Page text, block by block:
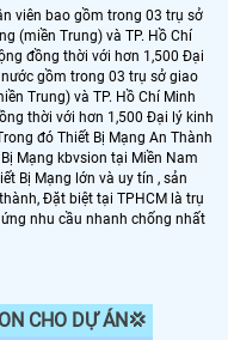
viên bao gồm trong 03 trụ sở
(miền Trung) và TP. Hồ Chí
đồng thời với hơn 1,500 Đại
gồm trong 03 trụ sở giao
Trung) và TP. Hồ Chí Minh
thời với hơn 1,500 Đại lý kinh
đó Thiết Bị Mạng An Thành
Mạng kbvsion tại Miền Nam
Bị Mạng lớn và uy tín , sản
Đặt biệt tại TPHCM là trụ
nhu cầu nhanh chống nhất
CHO DỰ ÁN️💢